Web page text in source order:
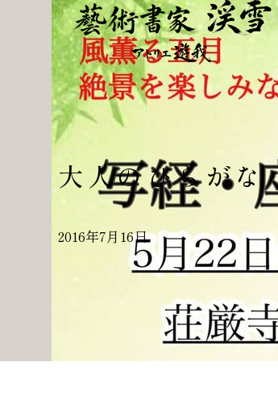
大人のひらがな
2016年7月16日